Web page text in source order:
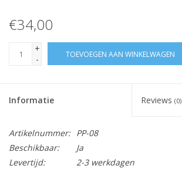
€34,00
+
-
TOEVOEGEN AAN WINKELWAGEN
Informatie Reviews (0)
Artikelnummer: PP-08
Beschikbaar:
Ja
Levertijd:
2-3 werkdagen